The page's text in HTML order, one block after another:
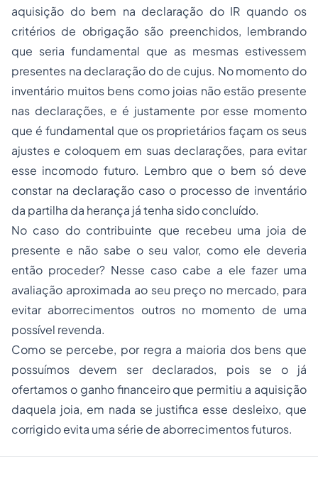
aquisição do bem na declaração do IR quando os
critérios de obrigação são preenchidos, lembrando
que seria fundamental que as mesmas estivessem
presentes na declaração do de cujus. No momento do
inventário muitos bens como joias não estão presente
nas declarações, e é justamente por esse momento
que é fundamental que os proprietários façam os seus
ajustes e coloquem em suas declarações, para evitar
esse incomodo futuro. Lembro que o bem só deve
constar na declaração caso o processo de inventário
da partilha da herança já tenha sido concluído.
No caso do contribuinte que recebeu uma joia de
presente e não sabe o seu valor, como ele deveria
então proceder? Nesse caso cabe a ele fazer uma
avaliação aproximada ao seu preço no mercado, para
evitar aborrecimentos outros no momento de uma
possível revenda.
Como se percebe, por regra a maioria dos bens que
possuímos devem ser declarados, pois se o já
ofertamos o ganho financeiro que permitiu a aquisição
daquela joia, em nada se justifica esse desleixo, que
corrigido evita uma série de aborrecimentos futuros.